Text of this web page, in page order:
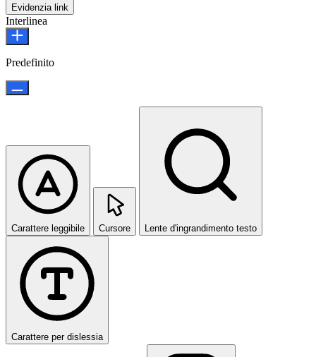
Evidenzia link
Interlinea
Predefinito
Carattere leggibile Cursore Lente d'ingrandimento testo
Carattere per dislessia